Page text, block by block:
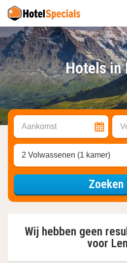
Hotels in
Aankomst
2 Volwassenen (1 kamer)
Zoeken
Wij hebben geen
voor